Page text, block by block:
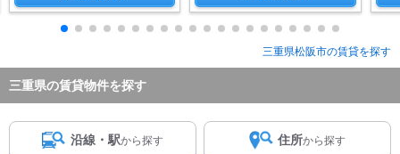
三重県松阪市の賃貸を探す
三重県の賃貸物件を探す
沿線・駅から探す 住所から探す